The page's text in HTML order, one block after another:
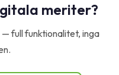
meriter?
full funktionalitet, inga